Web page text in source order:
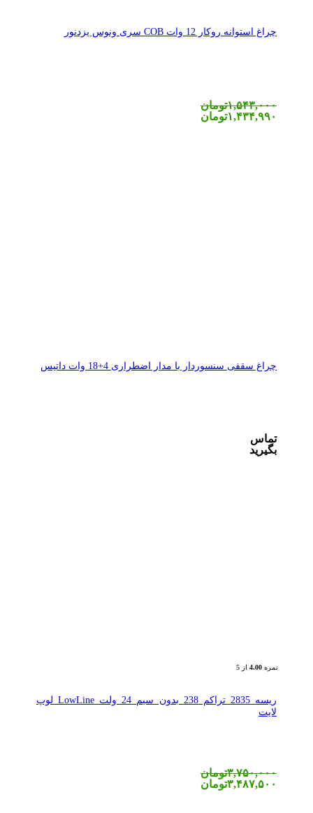
چراغ استوانه روکار 12 وات COB سری ونوس یزدنور
۱,۵۴۳,۰۰۰تومان
۱,۴۳۴,۹۹۰تومان
چراغ سقفی سنسوردار با مدار اضطراری 4+18 وات داتیس
تماس
بگیرید
نمره 4.00 از 5
ریسه 2835 تراکم 238 بدون سیم 24 ولت LowLine لوپ
لایت
۳,۷۵۰,۰۰۰تومان
۳,۴۸۷,۵۰۰تومان